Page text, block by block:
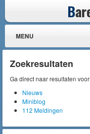
B
MENU
Zoekresultaten
Ga direct naar resultaten
Nieuws
Miniblog
112 Meldingen